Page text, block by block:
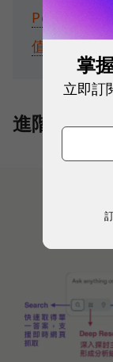
Perplexity
值最高？
進階搜尋
掌
立即訂